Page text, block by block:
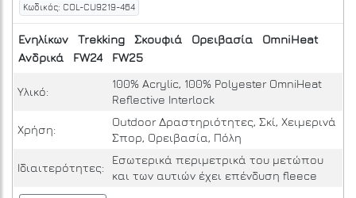
Κωδικός: COL-CU9219-464
Ενηλίκων Trekking Σκουφιά Ορειβασία
OmniHeat
Ανδρικά
FW24 FW25
Υλικό:
100% Acrylic, 100% Polyester OmniHeat
Reflective Interlock
Χρήση:
Outdoor Δραστηριότητες, Σκί, Χειμερινά
Σπορ, Ορειβασία, Πόλη
Ιδιαιτερότητες:
Εσωτερικά περιμετρικά του μετώπου
και των αυτιών έχει επένδυση fleece